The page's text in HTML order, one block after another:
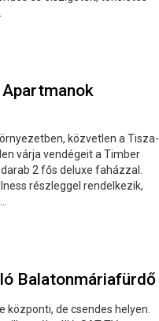
közvetlen a Tisza-
várja vendégeit a Timber
2 fős deluxe faházzal.
részleggel rendelkezik,
Balatonmáriafürdő
központi, de csendes helyen.